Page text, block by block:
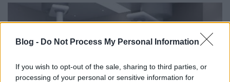
Blog - Do Not Process My Personal Information
If you wish to opt-out of the sale, sharing to third parties, or
processing of your personal or sensitive information for